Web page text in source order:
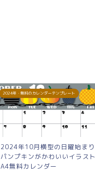
2024年・無料のカレンダーテンプレート
2024年10月横型の日曜始まり
パンプキンがかわいいイラスト
A4無料カレンダー